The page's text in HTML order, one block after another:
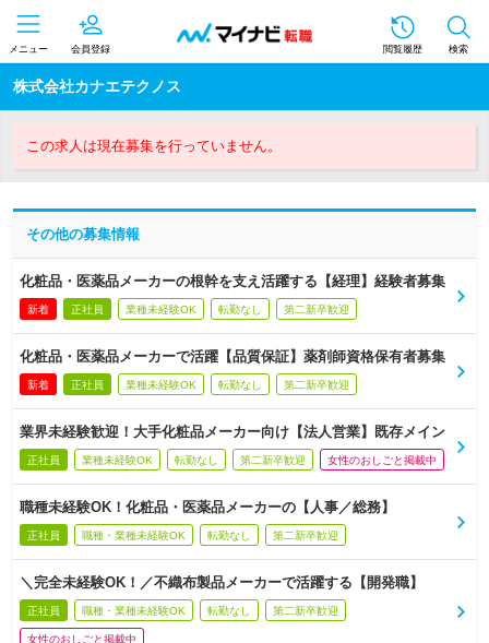
メニュー 会員登録 閲覧履歴 検索
株式会社カナエテクノス
この求人は現在募集を行っていません。
その他の募集情報
化粧品・医薬品メーカーの根幹を支え活躍する【経理】経験者募集
新着 正社員 業種未経験OK 転勤なし 第二新卒歓迎
化粧品・医薬品メーカーで活躍【品質保証】薬剤師資格保有者募集
新着 正社員 業種未経験OK 転勤なし 第二新卒歓迎
業界未経験歓迎！大手化粧品メーカー向け【法人営業】既存メイン
正社員 業種未経験OK 転勤なし 第二新卒歓迎 女性のおしごと掲載中
職種未経験OK！化粧品・医薬品メーカーの【人事／総務】
正社員 職種・業種未経験OK 転勤なし 第二新卒歓迎
＼完全未経験OK！／不織布製品メーカーで活躍する【開発職】
正社員 職種・業種未経験OK 転勤なし 第二新卒歓迎
女性のおしごと掲載中